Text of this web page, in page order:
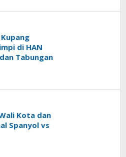
di HAN
Tabungan
Kota dan
Spanyol vs